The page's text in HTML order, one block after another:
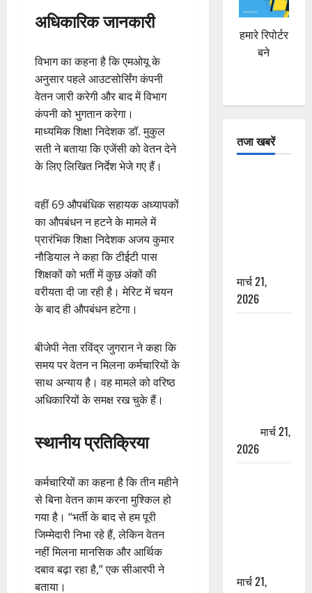
अधिकारिक जानकारी
विभाग का कहना है कि एमओयू के
अनुसार पहले आउटसोर्सिंग कंपनी
वेतन जारी करेगी और बाद में विभाग
कंपनी को भुगतान करेगा।
माध्यमिक शिक्षा निदेशक डॉ. मुकुल
सती ने बताया कि एजेंसी को वेतन देने
के लिए लिखित निर्देश भेजे गए हैं।
वहीं 69 औपबंधिक सहायक अध्यापकों
का औपबंधन न हटने के मामले में
प्रारंभिक शिक्षा निदेशक अजय कुमार
नौडियाल ने कहा कि टीईटी पास
शिक्षकों को भर्ती में कुछ अंकों की
वरीयता दी जा रही है। मेरिट में चयन
के बाद ही औपबंधन हटेगा।
बीजेपी नेता रविंद्र जुगरान ने कहा कि
समय पर वेतन न मिलना कर्मचारियों के
साथ अन्याय है। वह मामले को वरिष्ठ
अधिकारियों के समक्ष रख चुके हैं।
स्थानीय प्रतिक्रिया
कर्मचारियों का कहना है कि तीन महीने
से बिना वेतन काम करना मुश्किल हो
गया है। “भर्ती के बाद से हम पूरी
जिम्मेदारी निभा रहे हैं, लेकिन वेतन
नहीं मिलना मानसिक और आर्थिक
दबाव बढ़ा रहा है,” एक सीआरपी ने
बताया।
हमारे रिपोर्टर
बने
तजा खबरें
मार्च 21,
2026
मार्च 21,
2026
मार्च 21,